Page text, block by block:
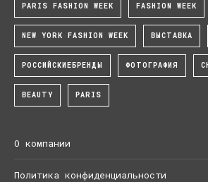
PARIS FASHION WEEK FASHION WEEK
NEW YORK FASHION WEEK ВЫСТАВКА
РОССИЙСКИЕБРЕНДЫ ФОТОГРАФИЯ
BEAUTY PARIS
О компании
Политика конфиденциальности